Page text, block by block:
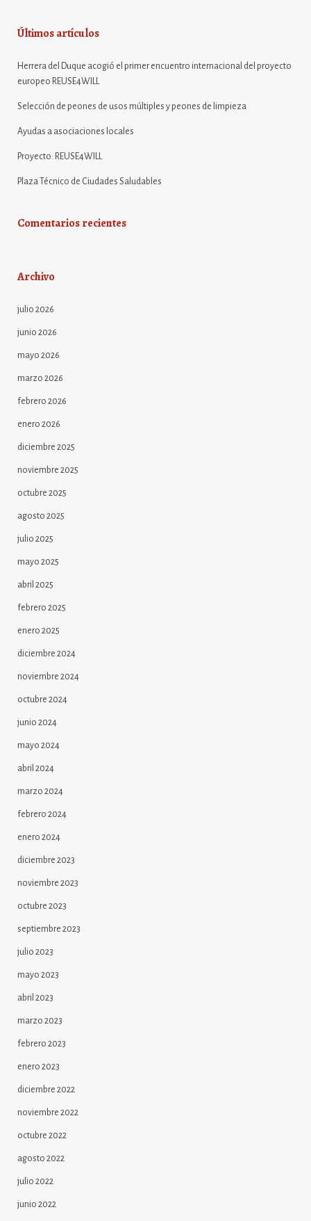
Últimos artículos
Herrera del Duque acogió el primer encuentro internacional del proyecto
europeo REUSE4WILL
Selección de peones de usos múltiples y peones de limpieza
Ayudas a asociaciones locales
Proyecto: REUSE4WILL
Plaza Técnico de Ciudades Saludables
Comentarios recientes
Archivo
julio 2026
junio 2026
mayo 2026
marzo 2026
febrero 2026
enero 2026
diciembre 2025
noviembre 2025
octubre 2025
agosto 2025
julio 2025
mayo 2025
abril 2025
febrero 2025
enero 2025
diciembre 2024
noviembre 2024
octubre 2024
junio 2024
mayo 2024
abril 2024
marzo 2024
febrero 2024
enero 2024
diciembre 2023
noviembre 2023
octubre 2023
septiembre 2023
julio 2023
mayo 2023
abril 2023
marzo 2023
febrero 2023
enero 2023
diciembre 2022
noviembre 2022
octubre 2022
agosto 2022
julio 2022
junio 2022